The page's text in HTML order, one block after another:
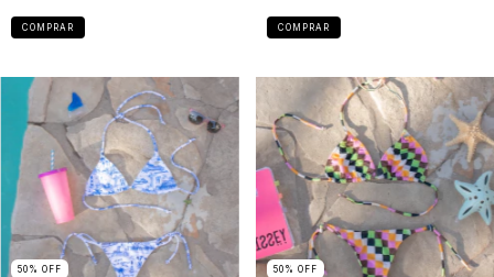
COMPRAR COMPRAR
50 % OFF 50 % OFF